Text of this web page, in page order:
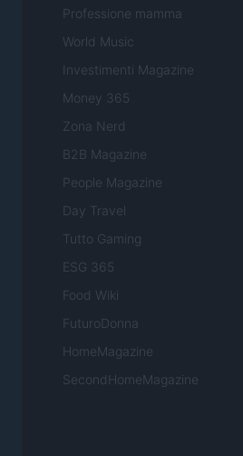
Professione mamma
World Music
Investimenti Magazine
Money 365
Zona Nerd
B2B Magazine
People Magazine
Day Travel
Tutto Gaming
ESG 365
Food Wiki
FuturoDonna
HomeMagazine
SecondHomeMagazine